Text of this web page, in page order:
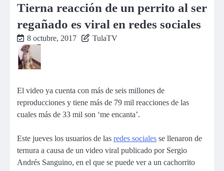
Tierna reacción de un perrito al ser
regañado es viral en redes sociales
8 octubre, 2017 TulaTV
El video ya cuenta con más de seis millones de
reproducciones y tiene más de 79 mil reacciones de las
cuales más de 33 mil son ‘me encanta’.
Este jueves los usuarios de las redes sociales se llenaron de
ternura a causa de un video viral publicado por Sergio
Andrés Sanguino, en el que se puede ver a un cachorrito